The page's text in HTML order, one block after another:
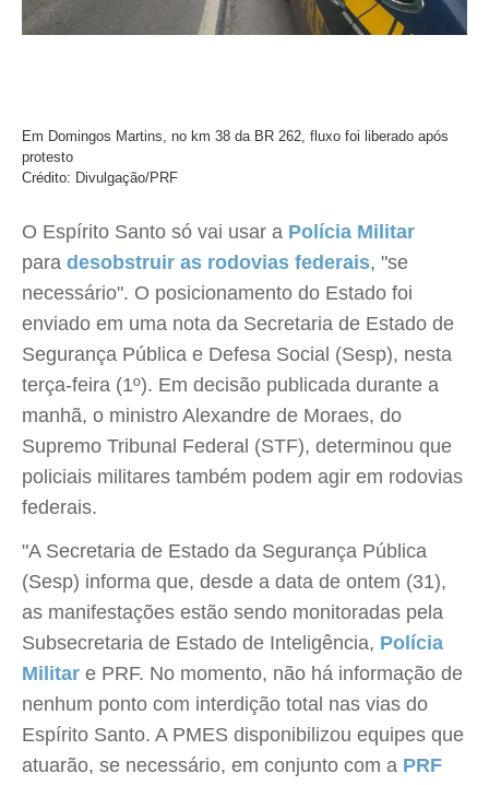
Em Domingos Martins, no km 38 da BR 262, fluxo foi liberado após
protesto
Crédito: Divulgação/PRF
O Espírito Santo só vai usar a Polícia Militar
para desobstruir as rodovias federais, "se
necessário". O posicionamento do Estado foi
enviado em uma nota da Secretaria de Estado de
Segurança Pública e Defesa Social (Sesp), nesta
terça-feira (1º). Em decisão publicada durante a
manhã, o ministro Alexandre de Moraes, do
Supremo Tribunal Federal (STF), determinou que
policiais militares também podem agir em rodovias
federais.
"A Secretaria de Estado da Segurança Pública
(Sesp) informa que, desde a data de ontem (31),
as manifestações estão sendo monitoradas pela
Subsecretaria de Estado de Inteligência, Polícia
Militar e PRF. No momento, não há informação de
nenhum ponto com interdição total nas vias do
Espírito Santo. A PMES disponibilizou equipes que
atuarão, se necessário, em conjunto com a PRF